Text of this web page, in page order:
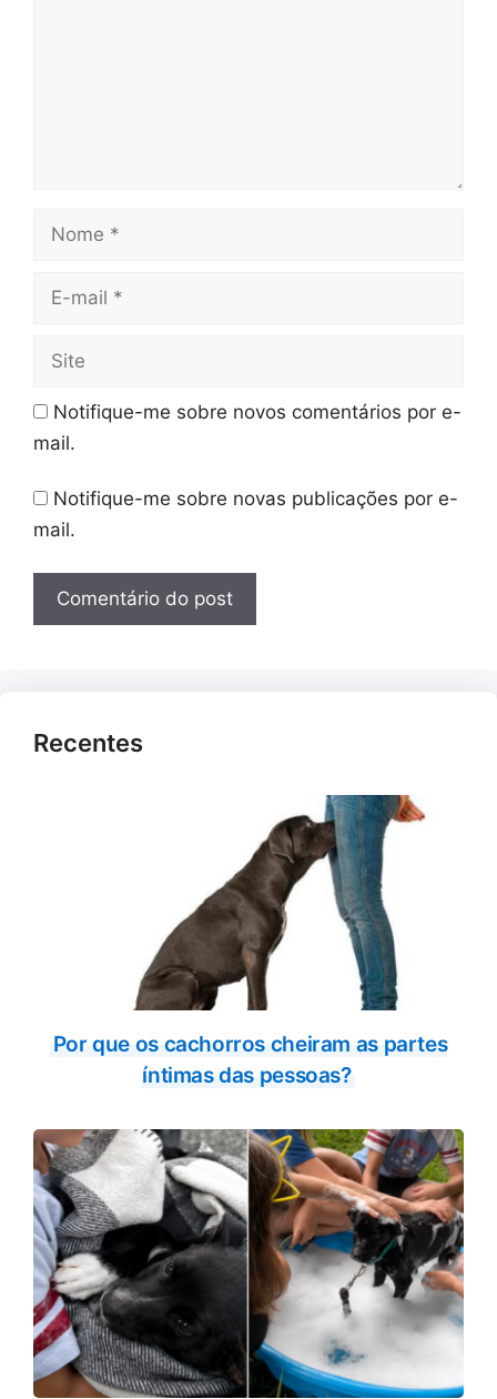
mail
Notifique-me sobre novos comentários por e-
mail.
Notifique-me sobre novas publicações por e-
mail.
Recentes
Por que os cachorros cheiram as partes
íntimas das pessoas?